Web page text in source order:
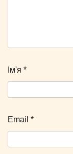
Ім'я *
Email *